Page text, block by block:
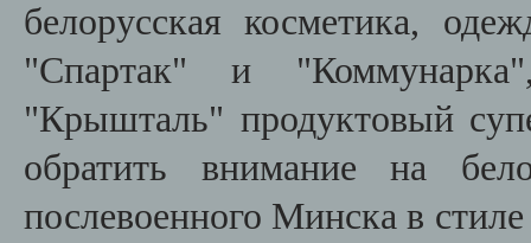
белорусская косметика,
"Спартак" и
"Крышталь" продуктовый
обратить внимание на
послевоенного Минска в